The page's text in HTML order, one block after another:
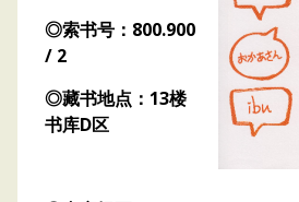
◎索书号：800.900
/ 2
◎藏书地点：13楼
书库D区